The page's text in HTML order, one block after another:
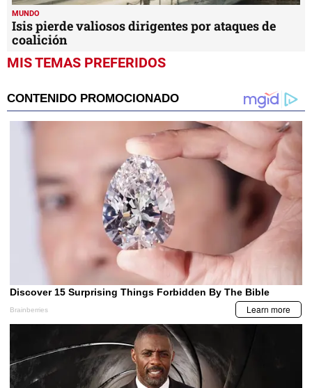
MUNDO
Isis pierde valiosos dirigentes por ataques de
coalición
MIS TEMAS PREFERIDOS